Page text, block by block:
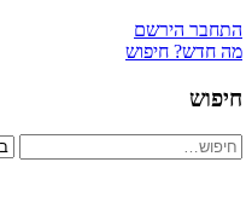
התחבר הירשם
מה חדש? חיפוש
חיפוש